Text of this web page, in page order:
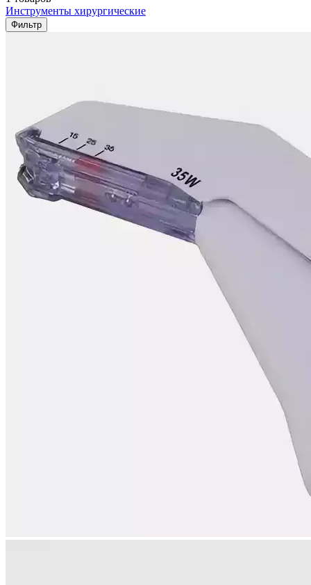
Инструменты хирургические
Фильтр